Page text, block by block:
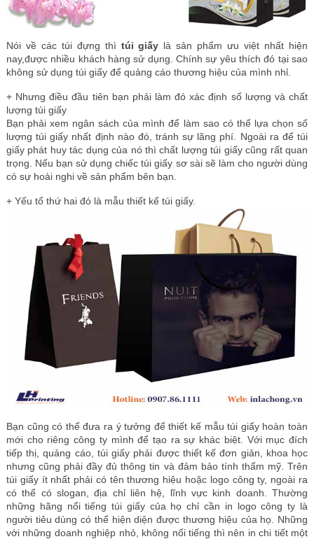
Nói về các túi đựng thì túi giấy là sản phẩm ưu việt nhất hiện
nay,được nhiều khách hàng sử dụng. Chính sự yêu thích đó tại sao
không sử dụng túi giấy để quảng cáo thương hiệu của mình nhỉ.
+ Nhưng điều đầu tiên bạn phải làm đó xác định số lượng và chất
lượng túi giấy
Bạn phải xem ngân sách của mình để làm sao có thể lựa chọn số
lượng túi giấy nhất định nào đó, tránh sự lãng phí. Ngoài ra để túi
giấy phát huy tác dụng của nó thì chất lượng túi giấy cũng rất quan
trọng. Nếu bạn sử dụng chiếc túi giấy sơ sài sẽ làm cho người dùng
có sự hoài nghi về sản phẩm bên bạn.
+ Yếu tố thứ hai đó là mẫu thiết kế túi giấy.
Bạn cũng có thể đưa ra ý tưởng để thiết kế mẫu túi giấy hoàn toàn
mới cho riêng công ty mình để tạo ra sự khác biệt. Với mục đích
tiếp thị, quảng cáo, túi giấy phải được thiết kế đơn giản, khoa học
nhưng cũng phải đầy đủ thông tin và đảm bảo tính thẩm mỹ. Trên
túi giấy ít nhất phải có tên thương hiệu hoặc logo công ty, ngoài ra
có thể có slogan, địa chỉ liên hệ, lĩnh vực kinh doanh. Thường
những hãng nổi tiếng túi giấy của họ chỉ cần in logo công ty là
người tiêu dùng có thể hiện diện được thương hiệu của họ. Những
với những doanh nghiệp nhỏ, không nổi tiếng thì nên in chi tiết một